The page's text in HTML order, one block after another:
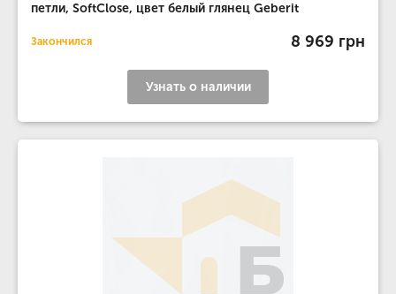
петли, SoftClose, цвет белый глянец Geberit
Закончился 8 969 грн
Узнать о наличии